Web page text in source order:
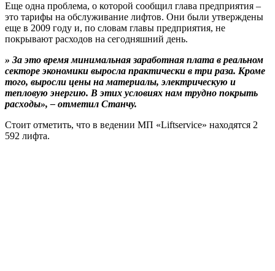
Еще одна проблема, о которой сообщил глава предприятия –
это тарифы на обслуживание лифтов. Они были утверждены
еще в 2009 году и, по словам главы предприятия, не
покрывают расходов на сегодняшний день.
» За это время минимальная заработная плата в реальном
секторе экономики выросла практически в три раза. Кроме
того, выросли цены на материалы, электрическую и
тепловую энергию. В этих условиях нам трудно покрыть
расходы», – отметил Станчу.
Стоит отметить, что в ведении МП «Liftservice» находятся 2
592 лифта.